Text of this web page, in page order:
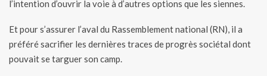
l’intention d’ouvrir la voie à d’autres options que les siennes.
Et pour s’assurer l’aval du Rassemblement national (RN), il a
préféré sacrifier les dernières traces de progrès sociétal dont
pouvait se targuer son camp.